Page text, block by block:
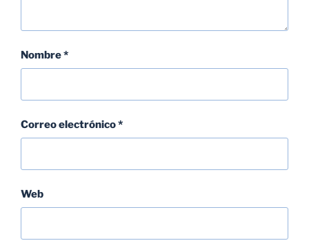
Nombre*
Correo electrónico*
Web